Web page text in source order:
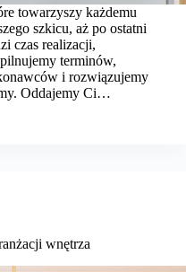
towarzyszy każdemu
szkicu, aż po ostatni
czas realizacji,
terminów,
i rozwiązujemy
Oddajemy Ci…
wnętrza